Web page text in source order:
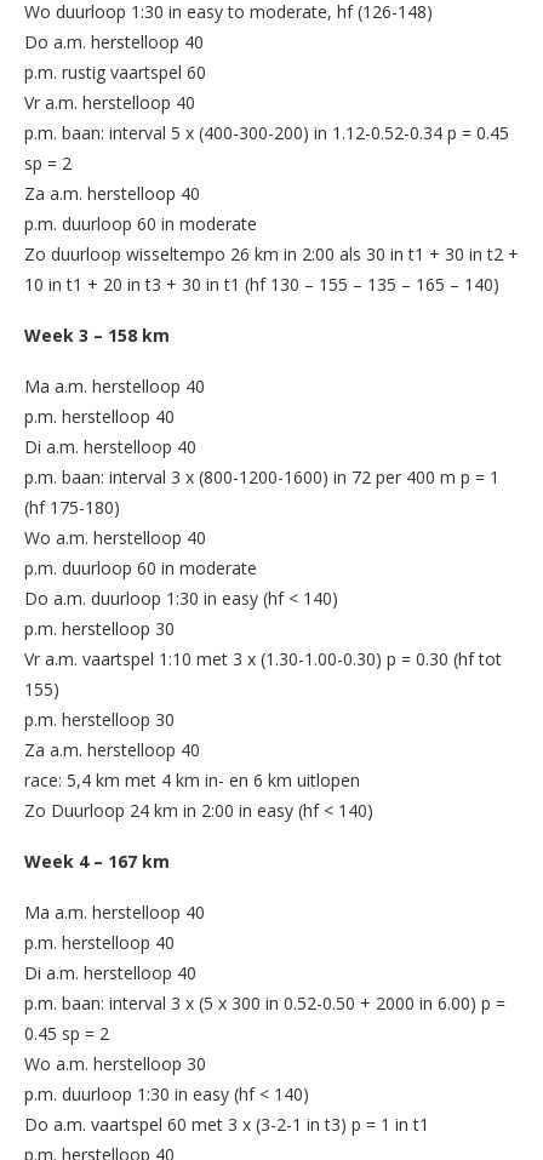
Wo duurloop 1:30 in easy to moderate, hf (126-148)
Do a.m. herstelloop 40
p.m. rustig vaartspel 60
Vr a.m. herstelloop 40
p.m. baan: interval 5 x (400-300-200) in 1.12-0.52-0.34 p = 0.45
sp = 2
Za a.m. herstelloop 40
p.m. duurloop 60 in moderate
Zo duurloop wisseltempo 26 km in 2:00 als 30 in t1 + 30 in t2 +
10 in t1 + 20 in t3 + 30 in t1 (hf 130 – 155 – 135 – 165 – 140)
Week 3 – 158 km
Ma a.m. herstelloop 40
p.m. herstelloop 40
Di a.m. herstelloop 40
p.m. baan: interval 3 x (800-1200-1600) in 72 per 400 m p = 1
(hf 175-180)
Wo a.m. herstelloop 40
p.m. duurloop 60 in moderate
Do a.m. duurloop 1:30 in easy (hf < 140)
p.m. herstelloop 30
Vr a.m. vaartspel 1:10 met 3 x (1.30-1.00-0.30) p = 0.30 (hf tot
155)
p.m. herstelloop 30
Za a.m. herstelloop 40
race: 5,4 km met 4 km in- en 6 km uitlopen
Zo Duurloop 24 km in 2:00 in easy (hf < 140)
Week 4 – 167 km
Ma a.m. herstelloop 40
p.m. herstelloop 40
Di a.m. herstelloop 40
p.m. baan: interval 3 x (5 x 300 in 0.52-0.50 + 2000 in 6.00) p =
0.45 sp = 2
Wo a.m. herstelloop 30
p.m. duurloop 1:30 in easy (hf < 140)
Do a.m. vaartspel 60 met 3 x (3-2-1 in t3) p = 1 in t1
p.m. herstelloop 40